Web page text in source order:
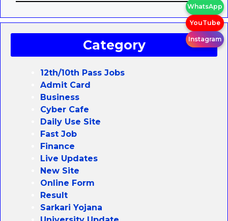
Category
12th/10th Pass Jobs
Admit Card
Business
Cyber Cafe
Daily Use Site
Fast Job
Finance
Live Updates
New Site
Online Form
Result
Sarkari Yojana
WhatsApp
YouTube
Instagram